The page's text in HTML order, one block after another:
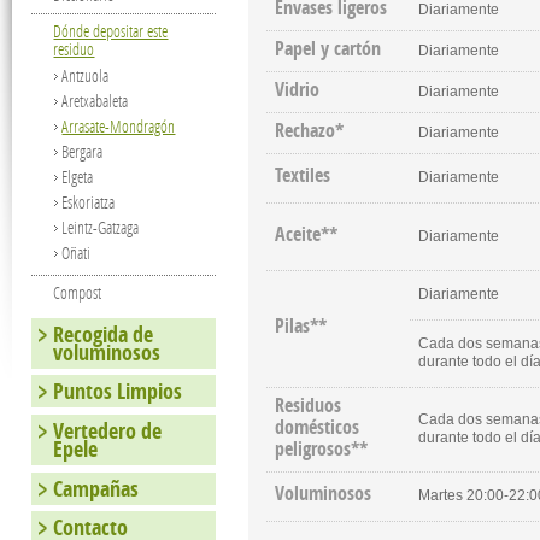
Envases ligeros Diariamente
Papel y cartón Diariamente
Vidrio Diariamente
Rechazo* Diariamente
Textiles Diariamente
Aceite** Diariamente
Pilas**
Diariamente
Cada dos
durante todo el
Residuos
domésticos
peligrosos**
Cada dos
durante todo el
Voluminosos Martes 20:00-
Dónde depositar este
residuo
Antzuola
Aretxabaleta
Arrasate-Mondragón
Bergara
Elgeta
Eskoriatza
Leintz-Gatzaga
Oñati
Compost
Recogida de
voluminosos
Puntos Limpios
Vertedero de
Epele
Campañas
Contacto